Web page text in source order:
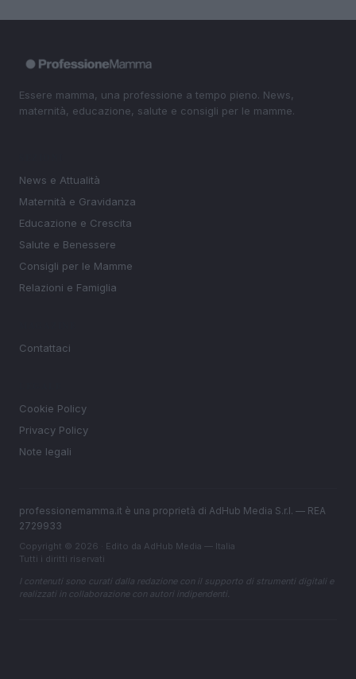
Essere mamma, una professione a tempo pieno. News,
maternità, educazione, salute e consigli per le mamme.
News e Attualità
Maternità e Gravidanza
Educazione e Crescita
Salute e Benessere
Consigli per le Mamme
Relazioni e Famiglia
Contattaci
Cookie Policy
Privacy Policy
Note legali
professionemamma.it è una proprietà di AdHub Media S.r.l. — REA
2729933
Copyright © 2026 · Edito da AdHub Media — Italia
Tutti i diritti riservati
I contenuti sono curati dalla redazione con il supporto di strumenti digitali e
realizzati in collaborazione con autori indipendenti.